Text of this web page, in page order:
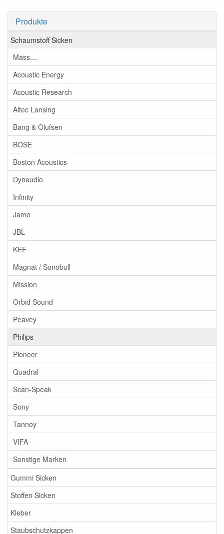
Produkte
Schaumstoff Sicken
Mass....
Acoustic Energy
Acoustic Research
Altec Lansing
Bang & Olufsen
BOSE
Boston Acoustics
Dynaudio
Infinity
Jamo
JBL
KEF
Magnat / Sonobull
Mission
Orbid Sound
Peavey
Philips
Pioneer
Quadral
Scan-Speak
Sony
Tannoy
VIFA
Sonstige Marken
Gummi Sicken
Stoffen Sicken
Kleber
Staubschutzkappen